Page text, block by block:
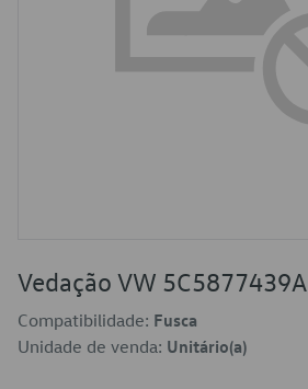
Vedação VW 5C5877439A
Compatibilidade: Fusca
Unidade de venda: Unitário(a)